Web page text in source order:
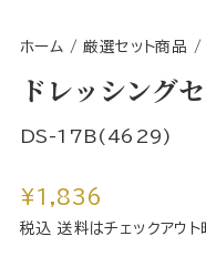
ホーム / 厳選セット商品 /
ドレッシング
DS-17B(4629)
通
常
¥1,836
税込 送料はチェックアウト